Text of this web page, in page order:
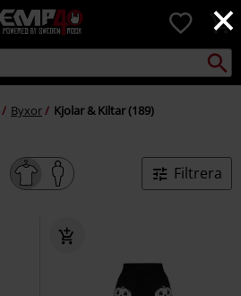
×
EMP
-
Musik,
TV
&
Alternativt
Mode
0
Sök
Byxor Kjolar & Kiltar (189)
Filtrera